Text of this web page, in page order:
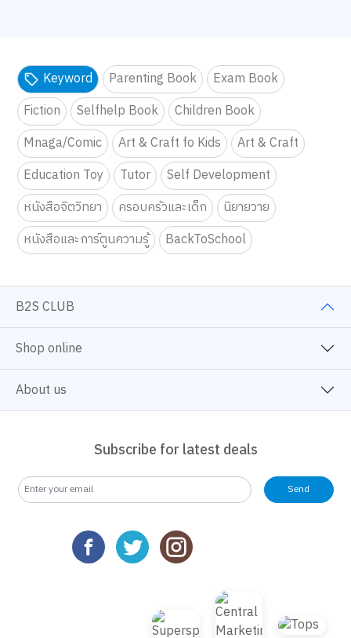
Keyword Parenting Book
Exam Book
Fiction
Selfhelp Book
Children Book
Mnaga/Comic
Art & Craft fo Kids
Art & Craft
Education Toy
Tutor
Self Development
หนังสือจิตวิทยา
ครอบครัวและเด็ก
นิยายวาย
B2S CLUB
Shop online
About us
Subscribe for latest deals
We use cookies
Preferences".
Cookie Policy
Change Preferences